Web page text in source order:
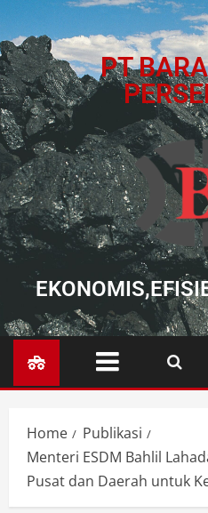
PT
Home
Publikasi
Menteri ESDM Bahlil
Pusat dan Daerah untuk